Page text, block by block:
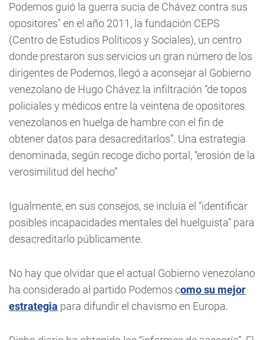
Podemos guió la guerra sucia de Chávez contra sus
opositores" en el año 2011, la fundación CEPS
(Centro de Estudios Políticos y Sociales), un centro
donde prestaron sus servicios un gran número de los
dirigentes de Podemos, llegó a aconsejar al Gobierno
venezolano de Hugo Chávez la infiltración “de topos
policiales y médicos entre la veintena de opositores
venezolanos en huelga de hambre con el fin de
obtener datos para desacreditarlos”. Una estrategia
denominada, según recoge dicho portal, “erosión de la
verosimilitud del hecho”
Igualmente, en sus consejos, se incluía el “identificar
posibles incapacidades mentales del huelguista” para
desacreditarlo públicamente.
No hay que olvidar que el actual Gobierno venezolano
ha considerado al partido Podemos como su mejor
estrategia para difundir el chavismo en Europa.